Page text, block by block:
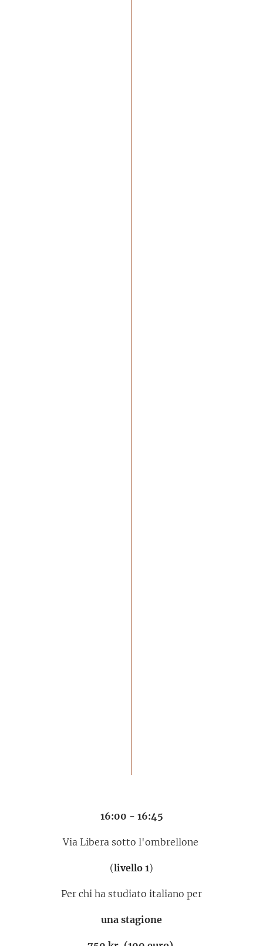
16:00 - 16:45
Via Libera sotto l'ombrellone
(livello 1)
Per chi ha studiato italiano per
una stagione